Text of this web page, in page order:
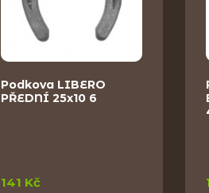
Podkova LIBERO
PŘEDNÍ 25x10 6
141 Kč